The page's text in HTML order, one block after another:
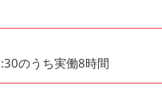
のうち実働8時間